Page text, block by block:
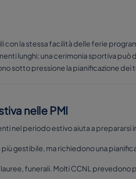
con la stessa facilità delle ferie
lunghi; una cerimonia sportiva può
sotto pressione la pianificazione dei
nelle PMI
nel periodo estivo aiuta a prepararsi
gestibile, ma richiedono una
funerali. Molti CCNL